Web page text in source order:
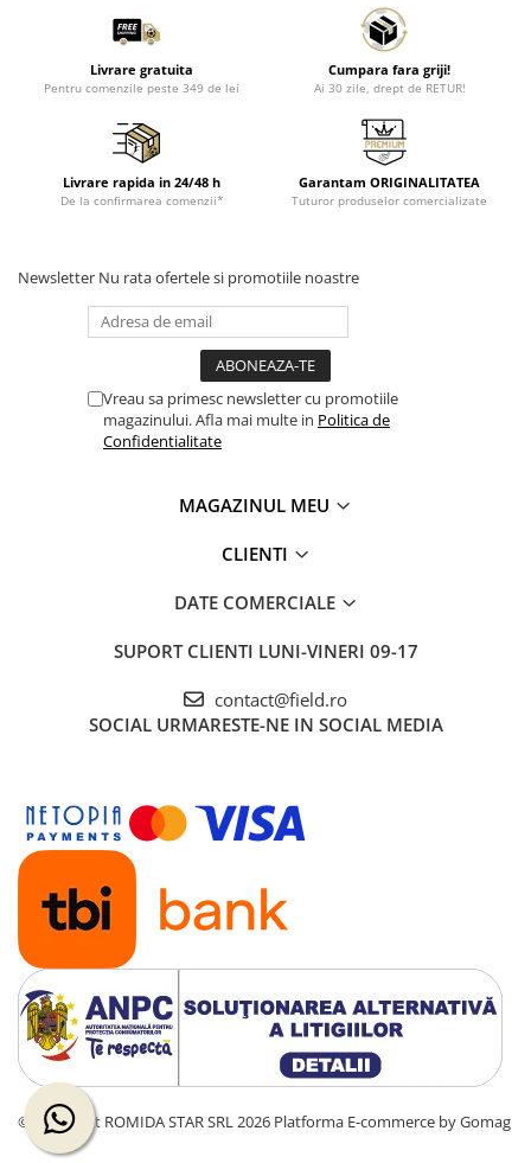
Livrare gratuita
Pentru comenzile peste 349 de lei
Cumpara fara griji!
Ai 30 zile, drept de RETUR!
Livrare rapida in 24/48 h
De la confirmarea comenzii*
Garantam ORIGINALITATEA
Tuturor produselor comercializate
Newsletter Nu rata ofertele si promotiile noastre
Vreau sa primesc newsletter cu promotiile
magazinului. Afla mai multe in Politica de
Confidentialitate
MAGAZINUL MEU
CLIENTI
DATE COMERCIALE
SUPORT CLIENTI LUNI-VINERI 09-17
contact@field.ro
SOCIAL URMARESTE-NE IN SOCIAL MEDIA
©Copyright ROMIDA STAR SRL 2026 Platforma E-commerce by Gomag